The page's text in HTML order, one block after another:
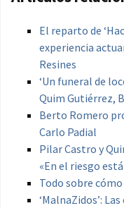
El reparto de
experiencia
Resines
‘Un funeral de
Quim Gutiérrez,
Berto Romero
Carlo Padial
Pilar Castro y
«En el riesgo
Todo sobre cómo
‘MalnaZidos’: